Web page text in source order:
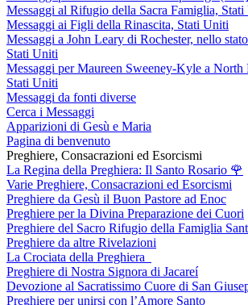
Messaggi al Rifugio della Sacra Famiglia,
Messaggi ai Figli della Rinascita, Stati Uniti
Messaggi a John Leary di Rochester, nello
Stati Uniti
Messaggi per Maureen Sweeney-Kyle a
Stati Uniti
Messaggi da fonti diverse
Cerca i Messaggi
Apparizioni di Gesù e Maria
Pagina di benvenuto
Preghiere, Consacrazioni ed Esorcismi
La Regina della Preghiera: Il Santo Rosario 🌹
Varie Preghiere, Consacrazioni ed Esorcismi
Preghiere da Gesù il Buon Pastore ad Enoc
Preghiere per la Divina Preparazione dei Cuori
Preghiere del Sacro Rifugio della Famiglia
Preghiere da altre Rivelazioni
La Crociata della Preghiera
Preghiere di Nostra Signora di Jacareí
Devozione al Sacratissimo Cuore di San
Preghiere per unirsi con l’Amore Santo